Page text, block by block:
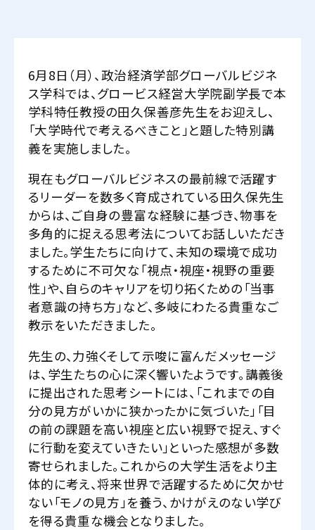
6月8日（月）、政治経済学部グローバルビジネ
ス学科では、グロービス経営大学院副学長で本
学科特任教授の田久保善彦先生をお迎えし、
「大学時代で考えるべきこと」と題した特別講
義を実施しました。
現在もグローバルビジネスの最前線で活躍す
るリーダーを数多く育成されている田久保先生
からは、ご自身の豊富な経験に基づき、物事を
多角的に捉える思考法についてお話しいただき
ました。学生たちに向けて、未知の環境で成功
するために不可欠な「視点・視座・視野の重要
性」や、自らのキャリアを切り拓くための「当事
者意識の持ち方」など、多岐にわたる貴重なご
教示をいただきました。
先生の、力強くそして示唆に富んだメッセージ
は、学生たちの心に深く響いたようです。講義後
に提出された思考シートには、「これまでの自
分の見方がいかに狭かったかに気づいた」「目
の前の課題を高い視座と広い視野で捉え、すぐ
に行動を変えていきたい」といった感想が多数
寄せられました。これからの大学生活をより主
体的に考え、将来世界で活躍するために欠かせ
ない「モノの見方」を養う、かけがえのない学び
を得る貴重な機会となりました。